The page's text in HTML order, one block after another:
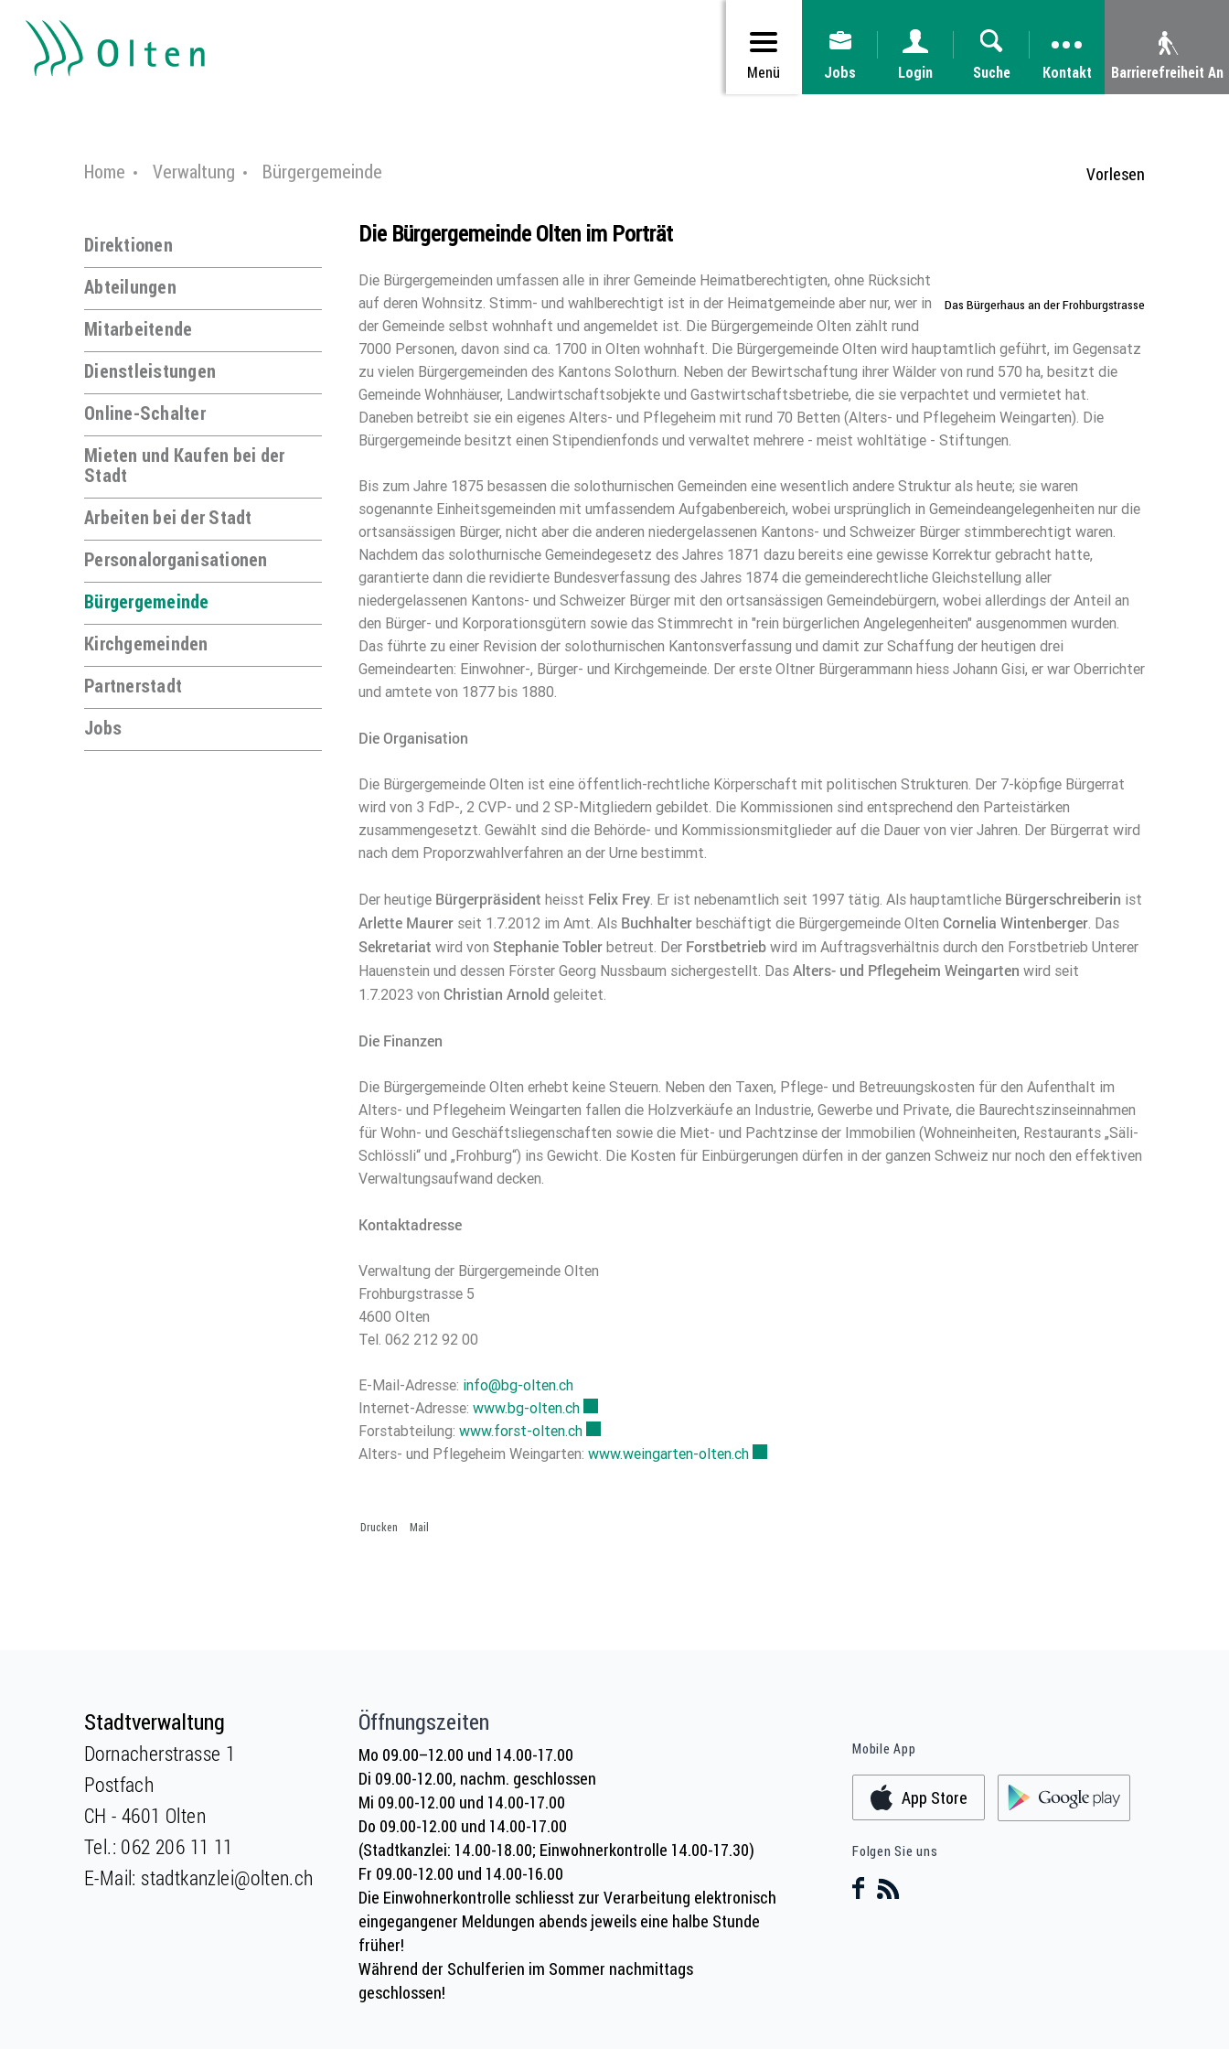
Kopfzeile
Kopfzeile
Menü Jobs Login Suche Kontakt Barrierefreiheit An
Home Verwaltung Bürgergemeinde Vorlesen
Direktionen
Abteilungen
Mitarbeitende
Dienstleistungen
Online-Schalter
Mieten und Kaufen bei der
Stadt
Arbeiten bei der Stadt
Personalorganisationen
Bürgergemeinde
Kirchgemeinden
Partnerstadt
Jobs
Die Bürgergemeinde Olten im Porträt
Das Bürgerhaus an der Frohburgstrasse
Die Bürgergemeinden umfassen alle in ihrer Gemeinde Heimatberechtigten, ohne Rücksicht
auf deren Wohnsitz. Stimm- und wahlberechtigt ist in der Heimatgemeinde aber nur, wer in
der Gemeinde selbst wohnhaft und angemeldet ist. Die Bürgergemeinde Olten zählt rund
7000 Personen, davon sind ca. 1700 in Olten wohnhaft. Die Bürgergemeinde Olten wird hauptamtlich geführt, im Gegensatz
zu vielen Bürgergemeinden des Kantons Solothurn. Neben der Bewirtschaftung ihrer Wälder von rund 570 ha, besitzt die
Gemeinde Wohnhäuser, Landwirtschaftsobjekte und Gastwirtschaftsbetriebe, die sie verpachtet und vermietet hat.
Daneben betreibt sie ein eigenes Alters- und Pflegeheim mit rund 70 Betten (Alters- und Pflegeheim Weingarten). Die
Bürgergemeinde besitzt einen Stipendienfonds und verwaltet mehrere - meist wohltätige - Stiftungen.
Bis zum Jahre 1875 besassen die solothurnischen Gemeinden eine wesentlich andere Struktur als heute; sie waren
sogenannte Einheitsgemeinden mit umfassendem Aufgabenbereich, wobei ursprünglich in Gemeindeangelegenheiten nur die
ortsansässigen Bürger, nicht aber die anderen niedergelassenen Kantons- und Schweizer Bürger stimmberechtigt waren.
Nachdem das solothurnische Gemeindegesetz des Jahres 1871 dazu bereits eine gewisse Korrektur gebracht hatte,
garantierte dann die revidierte Bundesverfassung des Jahres 1874 die gemeinderechtliche Gleichstellung aller
niedergelassenen Kantons- und Schweizer Bürger mit den ortsansässigen Gemeindebürgern, wobei allerdings der Anteil an
den Bürger- und Korporationsgütern sowie das Stimmrecht in "rein bürgerlichen Angelegenheiten" ausgenommen wurden.
Das führte zu einer Revision der solothurnischen Kantonsverfassung und damit zur Schaffung der heutigen drei
Gemeindearten: Einwohner-, Bürger- und Kirchgemeinde. Der erste Oltner Bürgerammann hiess Johann Gisi, er war Oberrichter
und amtete von 1877 bis 1880.
Die Organisation
Die Bürgergemeinde Olten ist eine öffentlich-rechtliche Körperschaft mit politischen Strukturen. Der 7-köpfige Bürgerrat
wird von 3 FdP-, 2 CVP- und 2 SP-Mitgliedern gebildet. Die Kommissionen sind entsprechend den Parteistärken
zusammengesetzt. Gewählt sind die Behörde- und Kommissionsmitglieder auf die Dauer von vier Jahren. Der Bürgerrat wird
nach dem Proporzwahlverfahren an der Urne bestimmt.
Der heutige Bürgerpräsident heisst Felix Frey. Er ist nebenamtlich seit 1997 tätig. Als hauptamtliche Bürgerschreiberin ist
Arlette Maurer seit 1.7.2012 im Amt. Als Buchhalter beschäftigt die Bürgergemeinde Olten Cornelia Wintenberger. Das
Sekretariat wird von Stephanie Tobler betreut. Der Forstbetrieb wird im Auftragsverhältnis durch den Forstbetrieb Unterer
Hauenstein und dessen Förster Georg Nussbaum sichergestellt. Das Alters- und Pflegeheim Weingarten wird seit
1.7.2023 von Christian Arnold geleitet.
Die Finanzen
Die Bürgergemeinde Olten erhebt keine Steuern. Neben den Taxen, Pflege- und Betreuungskosten für den Aufenthalt im
Alters- und Pflegeheim Weingarten fallen die Holzverkäufe an Industrie, Gewerbe und Private, die Baurechtszinseinnahmen
für Wohn- und Geschäftsliegenschaften sowie die Miet- und Pachtzinse der Immobilien (Wohneinheiten, Restaurants „Säli-
Schlössli“ und „Frohburg“) ins Gewicht. Die Kosten für Einbürgerungen dürfen in der ganzen Schweiz nur noch den effektiven
Verwaltungsaufwand decken.
Kontaktadresse
Verwaltung der Bürgergemeinde Olten
Frohburgstrasse 5
4600 Olten
Tel. 062 212 92 00
E-Mail-Adresse: info@bg-olten.ch
Internet-Adresse: www.bg-olten.ch
Forstabteilung: www.forst-olten.ch
Alters- und Pflegeheim Weingarten: www.weingarten-olten.ch
Drucken Mail
FusszeileStadtverwaltung
Dornacherstrasse 1
Postfach
CH - 4601 Olten
Tel.: 062 206 11 11
E-Mail: stadtkanzlei@olten.ch
Öffnungszeiten
Mo 09.00–12.00 und 14.00-17.00
Di 09.00-12.00, nachm. geschlossen
Mi 09.00-12.00 und 14.00-17.00
Do 09.00-12.00 und 14.00-17.00
(Stadtkanzlei: 14.00-18.00; Einwohnerkontrolle 14.00-17.30)
Fr 09.00-12.00 und 14.00-16.00
Die Einwohnerkontrolle schliesst zur Verarbeitung elektronisch
eingegangener Meldungen abends jeweils eine halbe Stunde
früher!
Während der Schulferien im Sommer nachmittags
geschlossen!
Mobile App
App Store
Folgen Sie uns